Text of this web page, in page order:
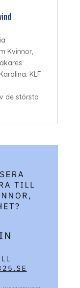
Kvinnor,
KLF
de största